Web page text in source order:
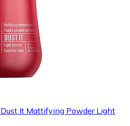
It Mattifying Powder Light